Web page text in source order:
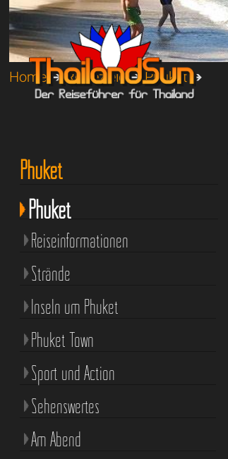
Home➔Reiseziele➔Phuket➔
Phuket
Phuket
Reiseinformationen
Strände
Inseln um Phuket
Phuket Town
Sport und Action
Sehenswertes
Am Abend